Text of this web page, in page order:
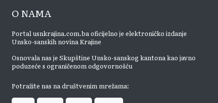
O NAMA
Portal usnkrajina.com.ba oficijelno je elektroničko izdanje
Unsko-sanskih novina Krajine
Osnovala nas je Skupštine Unsko-sanskog kantona kao javno
poduzeće s ograničenom odgovornošću
Potražite nas na društvenim mrežama: